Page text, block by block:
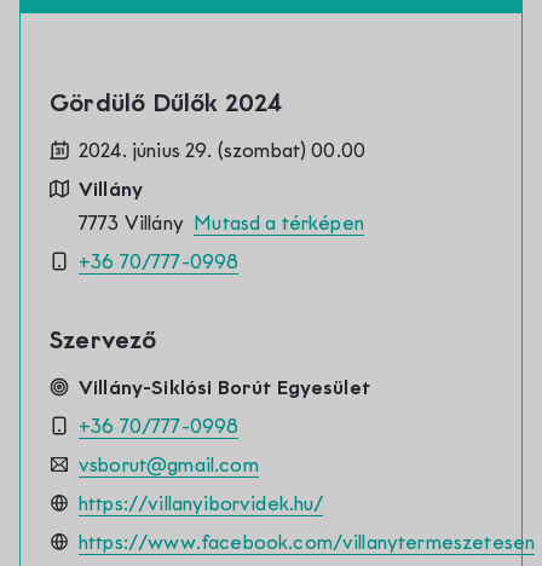
Gördülő Dűlők 2024
2024. június 29. (szombat) 00.00
Villány
7773 Villány Mutasd a térképen
+36 70/777-0998
Szervező
Villány-Siklósi Borút Egyesület
+36 70/777-0998
vsborut@gmail.com
https://villanyiborvidek.hu/
https://www.facebook.com/villanytermeszetesen